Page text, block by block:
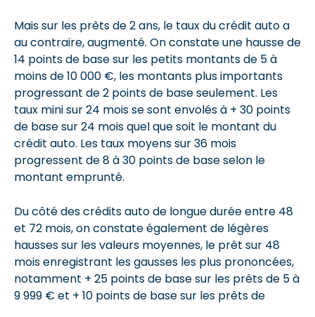
Mais sur les prêts de 2 ans, le taux du crédit auto a
au contraire, augmenté. On constate une hausse de
14 points de base sur les petits montants de 5 à
moins de 10 000 €, les montants plus importants
progressant de 2 points de base seulement. Les
taux mini sur 24 mois se sont envolés à + 30 points
de base sur 24 mois quel que soit le montant du
crédit auto. Les taux moyens sur 36 mois
progressent de 8 à 30 points de base selon le
montant emprunté.
Du côté des crédits auto de longue durée entre 48
et 72 mois, on constate également de légères
hausses sur les valeurs moyennes, le prêt sur 48
mois enregistrant les gausses les plus prononcées,
notamment + 25 points de base sur les prêts de 5 à
9 999 € et + 10 points de base sur les prêts de